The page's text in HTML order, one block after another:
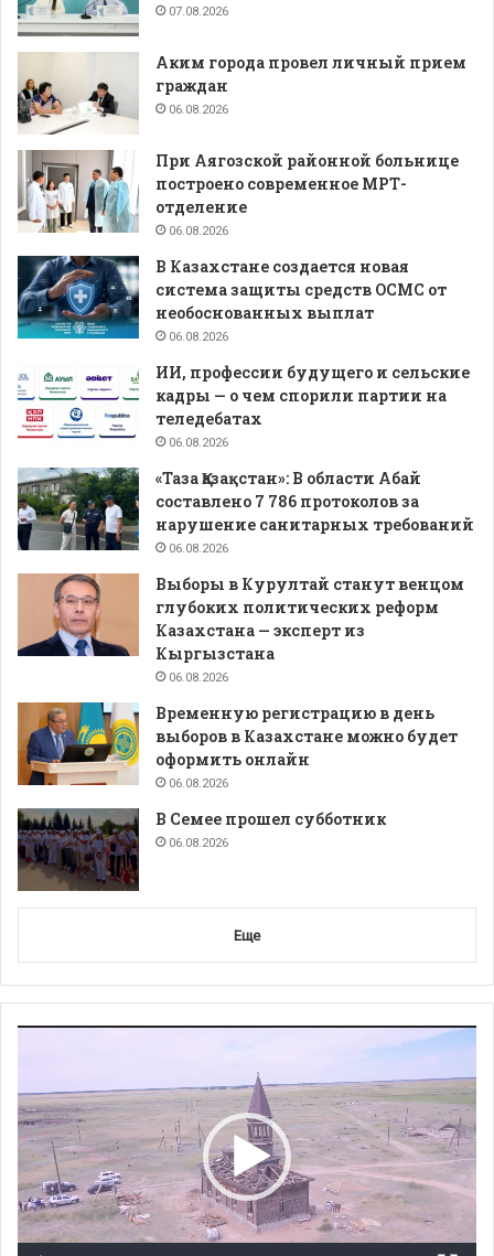
07.08.2026
Аким города провел личный прием
граждан
06.08.2026
При Аягозской районной больнице
построено современное МРТ-
отделение
06.08.2026
В Казахстане создается новая
система защиты средств ОСМС от
необоснованных выплат
06.08.2026
ИИ, профессии будущего и сельские
кадры — о чем спорили партии на
теледебатах
06.08.2026
«Таза Қазақстан»: В области Абай
составлено 7 786 протоколов за
нарушение санитарных требований
06.08.2026
Выборы в Курултай станут венцом
глубоких политических реформ
Казахстана — эксперт из
Кыргызстана
06.08.2026
Временную регистрацию в день
выборов в Казахстане можно будет
оформить онлайн
06.08.2026
В Семее прошел субботник
06.08.2026
Еще